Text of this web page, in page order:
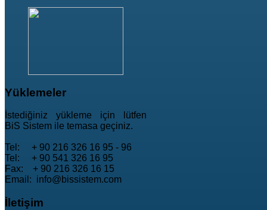
Yüklemeler
İstediğiniz yükleme için lütfen
BiS Sistem ile temasa geçiniz.
Tel: + 90 216 326 16 95 - 96
Tel: + 90 541 326 16 95
Fax: + 90 216 326 16 15
Email: info@bissistem.com
İletişim